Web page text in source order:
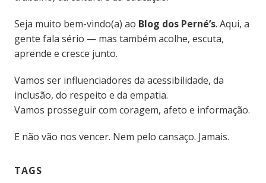
Seja muito bem-vindo(a) ao Blog dos Perné’s. Aqui, a
gente fala sério — mas também acolhe, escuta,
aprende e cresce junto.
Vamos ser influenciadores da acessibilidade, da
inclusão, do respeito e da empatia.
Vamos prosseguir com coragem, afeto e informação.
E não vão nos vencer. Nem pelo cansaço. Jamais.
TAGS